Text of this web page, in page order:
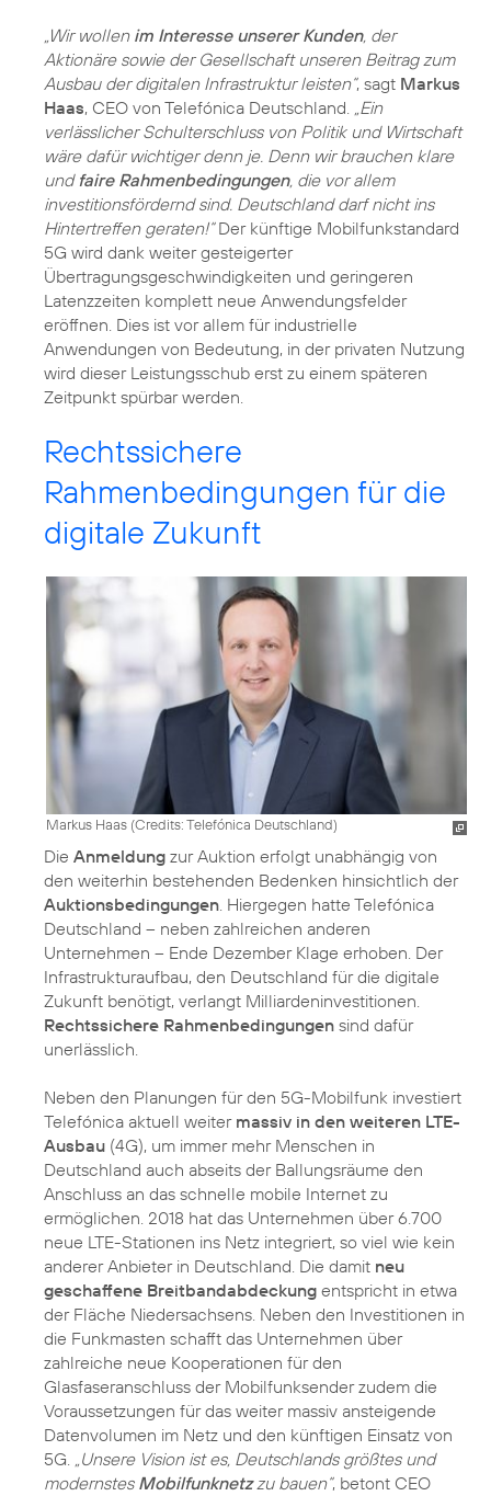
„Wir wollen im Interesse unserer Kunden, der
Aktionäre sowie der Gesellschaft unseren Beitrag zum
Ausbau der digitalen Infrastruktur leisten“, sagt Markus
Haas, CEO von Telefónica Deutschland. „Ein
verlässlicher Schulterschluss von Politik und Wirtschaft
wäre dafür wichtiger denn je. Denn wir brauchen klare
undfaire Rahmenbedingungen, die vor allem
investitionsfördernd sind. Deutschland darf nicht ins
Hintertreffen geraten!“Der künftige Mobilfunkstandard
5G wird dank weiter gesteigerter
Übertragungsgeschwindigkeiten und geringeren
Latenzzeiten komplett neue Anwendungsfelder
eröffnen. Dies ist vor allem für industrielle
Anwendungen von Bedeutung, in der privaten Nutzung
wird dieser Leistungsschub erst zu einem späteren
Zeitpunkt spürbar werden.
Rechtssichere
Rahmenbedingungen für die
digitale Zukunft
Markus Haas (Credits: Telefónica Deutschland)
Die Anmeldung zur Auktion erfolgt unabhängig von
den weiterhin bestehenden Bedenken hinsichtlich der
Auktionsbedingungen . Hiergegen hatte Telefónica
Deutschland – neben zahlreichen anderen
Unternehmen – Ende Dezember Klage erhoben. Der
Infrastrukturaufbau, den Deutschland für die digitale
Zukunft benötigt, verlangt Milliardeninvestitionen.
Rechtssichere Rahmenbedingungen sind dafür
unerlässlich.
Neben den Planungen für den 5G-Mobilfunk investiert
Telefónica aktuell weiter massiv in den weiteren LTE-
Ausbau (4G), um immer mehr Menschen in
Deutschland auch abseits der Ballungsräume den
Anschluss an das schnelle mobile Internet zu
ermöglichen. 2018 hat das Unternehmen über 6.700
neue LTE-Stationen ins Netz integriert, so viel wie kein
anderer Anbieter in Deutschland. Die damit neu
geschaffene Breitbandabdeckung entspricht in etwa
der Fläche Niedersachsens. Neben den Investitionen in
die Funkmasten schafft das Unternehmen über
zahlreiche neue Kooperationen für den
Glasfaseranschluss der Mobilfunksender zudem die
Voraussetzungen für das weiter massiv ansteigende
Datenvolumen im Netz und den künftigen Einsatz von
5G.
„Unsere Vision ist es, Deutschlands größtes und
modernstes Mobilfunknetzzu bauen“, betont CEO